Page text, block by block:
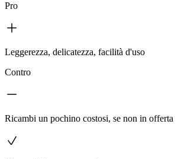
Pro
Leggerezza, delicatezza, facilità d'uso
Contro
Ricambi un pochino costosi, se non in offerta